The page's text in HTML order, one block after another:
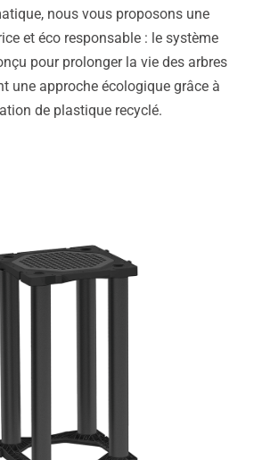
nous vous proposons une
et éco responsable : le système
pour prolonger la vie des arbres
une approche écologique grâce à
de plastique recyclé.